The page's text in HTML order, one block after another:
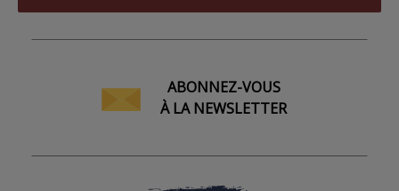
ABONNEZ-VOUS
À LA NEWSLETTER